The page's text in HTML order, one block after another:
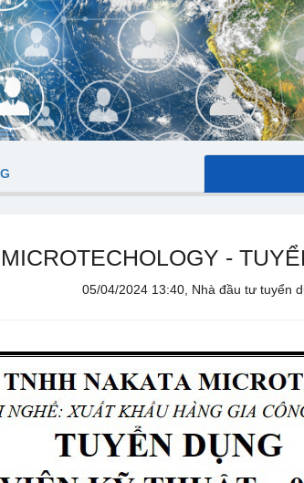
-
05/04/2024 13:40, Nhà đầu tư tuyển